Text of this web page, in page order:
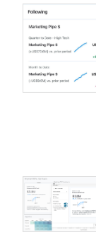
하고 더욱 정
는 분류 내의
점을 맞춘 데
이를 통해 신
의 변화를 더
이 기능은 정
Tableau
인사이트 탭
표시가 제거됩
이 기능은 정